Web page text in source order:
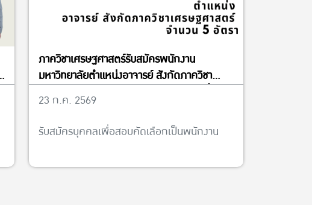
ภาควิชาเศรษฐศาสตร์รับสมัครพนักงาน
มหาวิทยาลัยตำแหน่งอาจารย์ สังกัดภาควิชา
เศรษฐศาสตร์ จำนวน 5 อัตรา ได้ตั้งแต่บัดนี้จนถึง
วันที่ 13 พฤศจิกายน พ.ศ. 2569
23 ก.ค. 2569
รับสมัครบุคคลเพื่อสอบคัดเลือกเป็นพนักงาน